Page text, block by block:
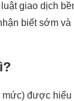
giao dịch
biết sớm
mức) được